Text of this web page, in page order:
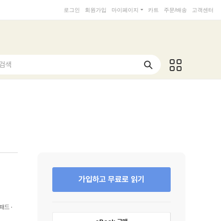
로그인 회원가입 마이페이지 카트 주문/배송 고객센터
색
드
가입하고 무료로 읽기